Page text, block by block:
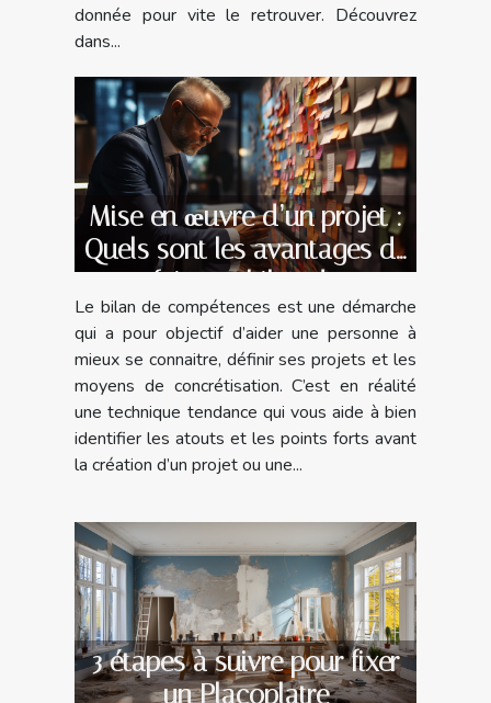
donnée pour vite le retrouver. Découvrez
dans...
Mise en œuvre d’un projet :
Quels sont les avantages de
faire un bilan de
compétences avec un
spécialiste ?
Le bilan de compétences est une démarche
qui a pour objectif d’aider une personne à
mieux se connaitre, définir ses projets et les
moyens de concrétisation. C’est en réalité
une technique tendance qui vous aide à bien
identifier les atouts et les points forts avant
la création d’un projet ou une...
3 étapes à suivre pour fixer
un Placoplatre